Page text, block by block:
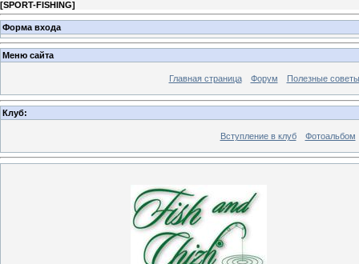
[SPORT-FISHING]
Форма входа
Меню сайта
Главная страница Форум Полезные советы
Клуб:
Вступление в клуб Фотоальбом